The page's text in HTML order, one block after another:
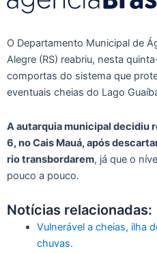
O Departamento Municipal de
Alegre (RS) reabriu, nesta
comportas do sistema que
eventuais cheias do Lago
A autarquia municipal decidiu
6, no Cais Mauá, após
rio transbordarem, já que o
pouco a pouco.
Notícias relacionadas:
Vulnerável a cheias, ilha
chuvas.